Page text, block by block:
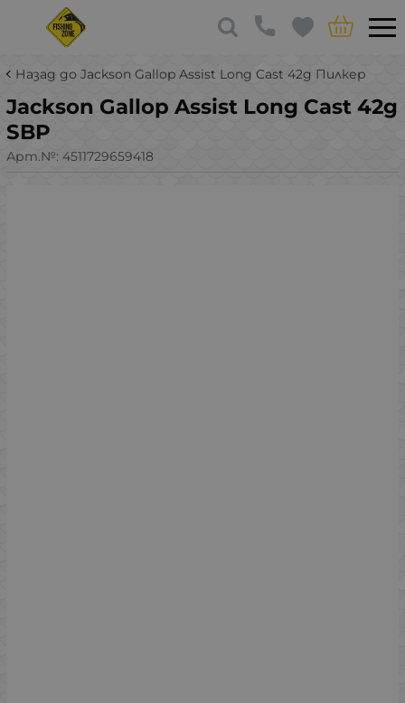
Назад до Jackson Gallop Assist Long Cast 42g Пилкер
Jackson Gallop Assist Long Cast 42g
SBP
Арт.№: 4511729659418